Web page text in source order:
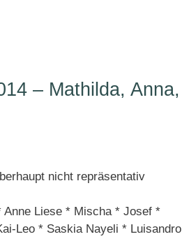
– Mathilda, Anna,
Anne Liese * Mischa * Josef *
Leo * Saskia Nayeli * Luisandro